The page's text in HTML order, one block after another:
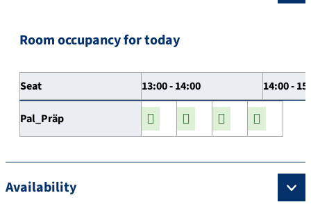
Room occupancy for today
Seat 13:00 - 14:00 14:00 -
Pal_Präp
Availability